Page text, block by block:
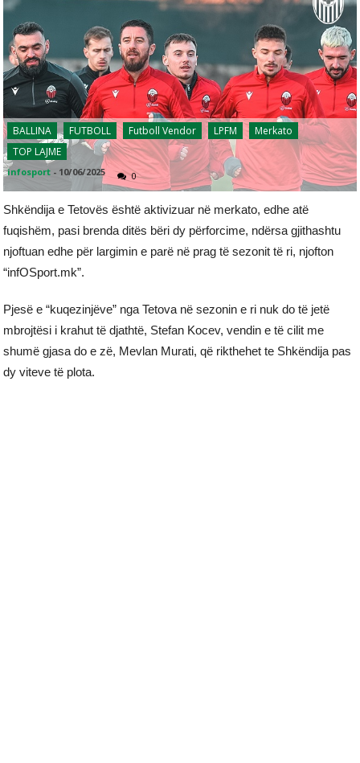
BALLINA FUTBOLL Futboll Vendor LPFM
Merkato
TOP LAJME
infosport - 10/06/2025 0
Shkëndija e Tetovës është aktivizuar në merkato, edhe atë
fuqishëm, pasi brenda ditës bëri dy përforcime, ndërsa gjithashtu
njoftuan edhe për largimin e parë në prag të sezonit të ri, njofton
“infOSport.mk”.
Pjesë e “kuqezinjëve” nga Tetova në sezonin e ri nuk do të jetë
mbrojtësi i krahut të djathtë, Stefan Kocev, vendin e të cilit me
shumë gjasa do e zë, Mevlan Murati, që rikthehet te Shkëndija pas
dy viteve të plota.